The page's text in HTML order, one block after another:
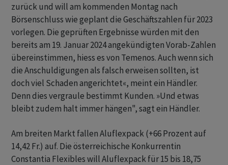
zurück und will am kommenden Montag nach
Börsenschluss wie geplant die Geschäftszahlen für 2023
vorlegen. Die geprüften Ergebnisse würden mit den
bereits am 19. Januar 2024 angekündigten Vorab-Zahlen
übereinstimmen, hiess es von Temenos. Auch wenn sich
die Anschuldigungen als falsch erweisen sollten, ist
doch viel Schaden angerichtet«, meint ein Händler.
Denn dies vergraule bestimmt Kunden. »Und etwas
bleibt zudem halt immer hängen", sagt ein Händler.
Am breiten Markt fallen Aluflexpack (+66 Prozent auf
14,42 Fr.) auf. Die österreichische Konkurrentin
Constantia Flexibles will Aluflexpack für 15 bis 18,75